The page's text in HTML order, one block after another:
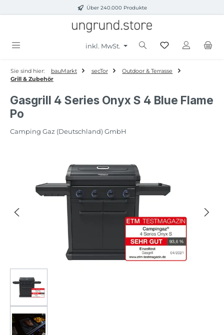
Zum Hauptinhalt springenÜber 240.000 Produkte
inkl. MwSt.
Sie sind hier: bauMarkt secTor
Outdoor & Terrasse
Grill & Zubehör
Gasgrill 4 Series Onyx S 4 Blue Flame
Po
Camping Gaz (Deutschland) GmbH